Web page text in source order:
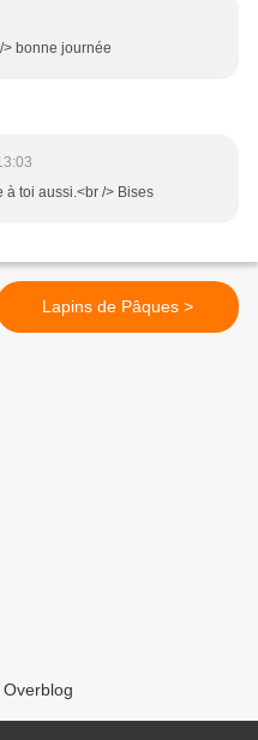
bonne journée
à toi aussi.<br /> Bises
Lapins de Pâques >